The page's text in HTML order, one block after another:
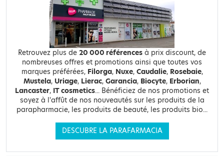
Retrouvez plus de 20 000 références à prix discount, de
nombreuses offres et promotions ainsi que toutes vos
marques préférées, Filorga, Nuxe, Caudalie, Rosebaie,
Mustela, Uriage, Lierac, Garancia, Biocyte, Erborian,
Lancaster, IT cosmetics... Bénéficiez de nos promotions et
soyez à l'affût de nos nouveautés sur les produits de la
parapharmacie, les produits de beauté, les produits bio...
DESCUBRE LA PARAFARMACIA